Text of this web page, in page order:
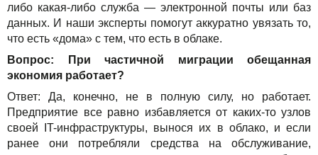
либо какая-либо служба — электронной почты или баз
данных. И наши эксперты помогут аккуратно увязать то,
что есть «дома» с тем, что есть в облаке.
Вопрос: При частичной миграции обещанная
экономия работает?
Ответ: Да, конечно, не в полную силу, но работает.
Предприятие все равно избавляется от каких-то узлов
своей IT-инфраструктуры, вынося их в облако, и если
ранее они потребляли средства на обслуживание,